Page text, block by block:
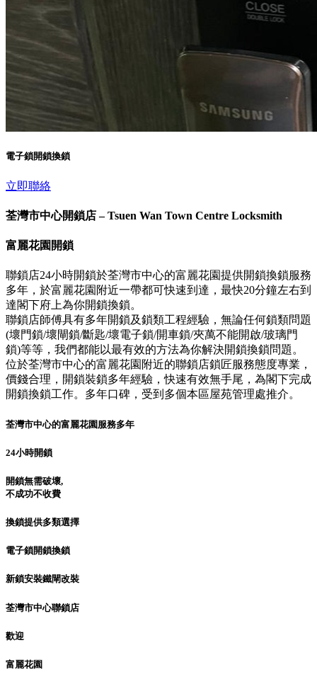
電子鎖開鎖換鎖
立即聯絡
荃灣市中心開鎖店 – Tsuen Wan Town Centre Locksmith
富麗花園開鎖
聯鎖店24小時開鎖於荃灣市中心的富麗花園提供開鎖換鎖服務
多年，於富麗花園附近一帶都可快速到達，最快20分鐘左右到
達閣下府上為你開鎖換鎖。
聯鎖店師傅具有多年開鎖及鎖類工程經驗，無論任何鎖類問題
(壞門鎖/壞閘鎖/斷匙/壞電子鎖/開車鎖/夾萬不能開啟/玻璃門
鎖)等等，我們都能以最有效的方法為你解決開鎖換鎖問題。
位於荃灣市中心的富麗花園附近的聯鎖店鎖匠服務態度專業，
價錢合理，開鎖裝鎖多年經驗，快速有效無手尾，為閣下完成
開鎖換鎖工作。多年口碑，受到多個本區屋苑管理處推介。
荃灣市中心的富麗花園服務多年
24小時開鎖
開鎖無需破壞,
不成功不收費
換鎖提供多類選擇
電子鎖開鎖換鎖
新鎖安裝鐵閘改裝
荃灣市中心聯鎖店
歡迎
富麗花園